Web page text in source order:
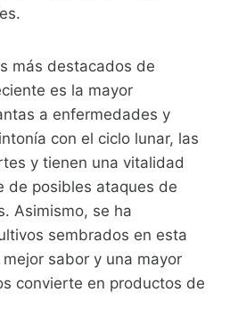
más destacados de
es la mayor
a enfermedades y
con el ciclo lunar, las
y tienen una vitalidad
de posibles ataques de
Asimismo, se ha
sembrados en esta
sabor y una mayor
convierte en productos de